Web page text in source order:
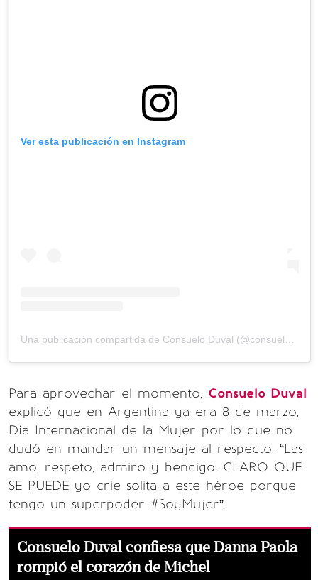
Ver esta publicación en Instagram
Para aprovechar el momento, Consuelo Duval
explicó que en Argentina ya era 8 de marzo,
Día Internacional de la Mujer por lo que no
dudó en mandar un mensaje al respecto: “Las
amo, respeto, admiro y bendigo. CLARO QUE
SE PUEDE yo crie solita a este héroe porque
tengo un superpoder #SoyMujer”.
Consuelo Duval confiesa que Danna Paola
rompió el corazón de Michel